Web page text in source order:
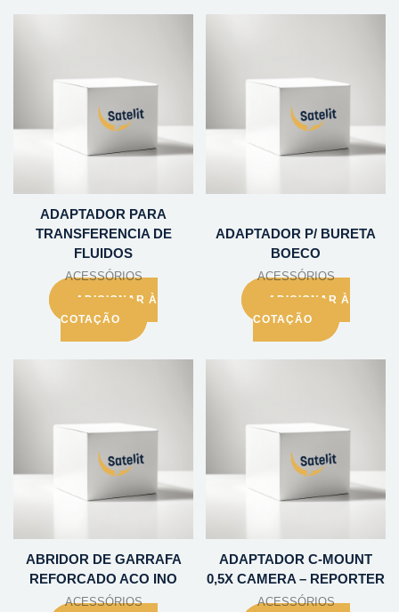
ADAPTADOR PARA
TRANSFERENCIA DE
FLUIDOS
ACESSÓRIOS
ADICIONAR À
COTAÇÃO
ADAPTADOR P/ BURETA
BOECO
ACESSÓRIOS
ADICIONAR À
COTAÇÃO
ABRIDOR DE GARRAFA
REFORCADO ACO INO
ACESSÓRIOS
ADAPTADOR C-MOUNT
0,5X CAMERA – REPORTER
ACESSÓRIOS